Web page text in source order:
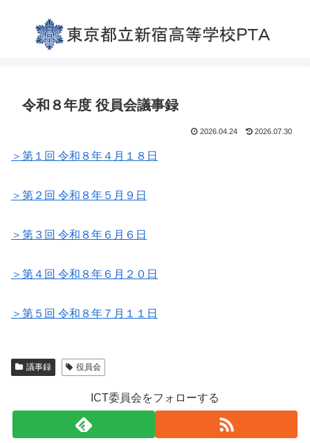
令和８年度 役員会議事録
2026.04.24 2026.07.30
＞第１回 令和８年４月１８日
＞第２回 令和８年５月９日
＞第３回 令和８年６月６日
＞第４回 令和８年６月２０日
＞第５回 令和８年７月１１日
議事録 役員会
ICT委員会をフォローする